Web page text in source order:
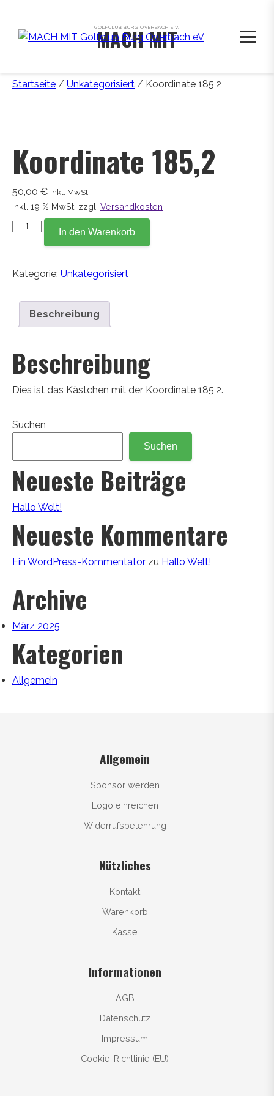
GOLFCLUB BURG OVERBACH E.V.
MACH MIT
Startseite / Unkategorisiert / Koordinate 185,2
Koordinate 185,2
50,00 € inkl. MwSt.
inkl. 19 % MwSt. zzgl. Versandkosten
Koordinate
In den Warenkorb
Kategorie: Unkategorisiert
Beschreibung
Beschreibung
Dies ist das Kästchen mit der Koordinate 185,2.
Suchen
Suchen
Neueste Beiträge
Hallo Welt!
Neueste Kommentare
Ein WordPress-Kommentator zu Hallo Welt!
Archive
März 2025
Kategorien
Allgemein
Allgemein
Sponsor werden
Logo einreichen
Widerrufsbelehrung
Nützliches
Kontakt
Warenkorb
Kasse
Informationen
AGB
Datenschutz
Impressum
Cookie-Richtlinie (EU)